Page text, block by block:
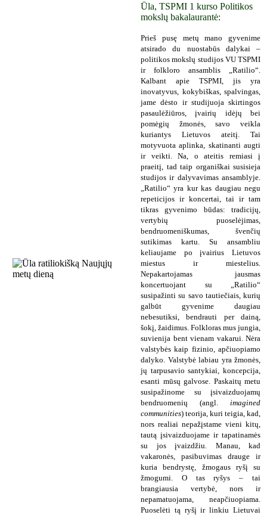
Ūla, TSPMI 1 kurso Politikos
mokslų bakalaurantė:
Prieš pusę metų mano gyvenime
atsirado du nuostabūs dalykai –
politikos mokslų studijos VU TSPMI
ir folkloro ansamblis „Ratilio“.
Kalbant apie TSPMI, jis yra
inovatyvus, kokybiškas, spalvingas,
jame dėsto ir studijuoja skirtingos
pasaulėžiūros, įvairių idėjų bei
pomėgių žmonės, savo veikla
kuriantys Lietuvos ateitį. Tai
motyvuota aplinka, skatinanti augti
ir veikti. Na, o ateitis remiasi į
praeitį, tad taip organiškai susisieja
studijos ir dalyvavimas ansamblyje.
„Ratilio“ yra kur kas daugiau negu
repeticijos ir koncertai, tai ir tam
tikras gyvenimo būdas: tradicijų,
vertybių puoselėjimas,
bendruomeniškumas, švenčių
sutikimas kartu. Su ansambliu
keliaujame po įvairius Lietuvos
miestus ir miestelius.
Nepakartojamas jausmas
koncertuojant su „Ratilio“
susipažinti su savo tautiečiais, kurių
galbūt gyvenime daugiau
nebesutiksi, bendrauti per dainą,
šokį, žaidimus. Folkloras mus jungia,
suvienija bent vienam vakarui. Nėra
valstybės kaip fizinio, apčiuopiamo
dalyko. Valstybė labiau yra žmonės,
jų tarpusavio santykiai, koncepcija,
esanti mūsų galvose. Paskaitų metu
susipažinome su įsivaizduojamų
bendruomenių (angl. imagined
communities) teorija, kuri teigia, kad,
nors realiai nepažįstame vieni kitų,
tautą įsivaizduojame ir tapatinamės
su jos įvaizdžiu. Manau, kad
vakaronės, pasibuvimas drauge ir
kuria bendrystę, žmogaus ryšį su
žmogumi. O tas ryšys – tai
brangiausia vertybė, nors ir
nepamatuojama, neapčiuopiama.
Puoselėti tą ryšį ir linkiu Lietuvai